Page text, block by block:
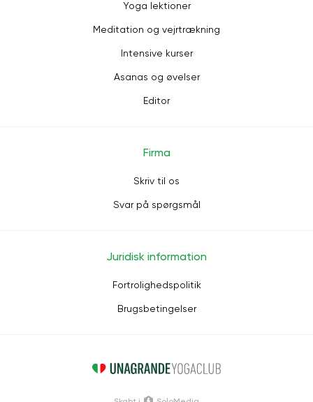
Yoga lektioner
Meditation og vejrtrækning
Intensive kurser
Asanas og øvelser
Editor
Firma
Skriv til os
Svar på spørgsmål
Juridisk information
Fortrolighedspolitik
Brugsbetingelser